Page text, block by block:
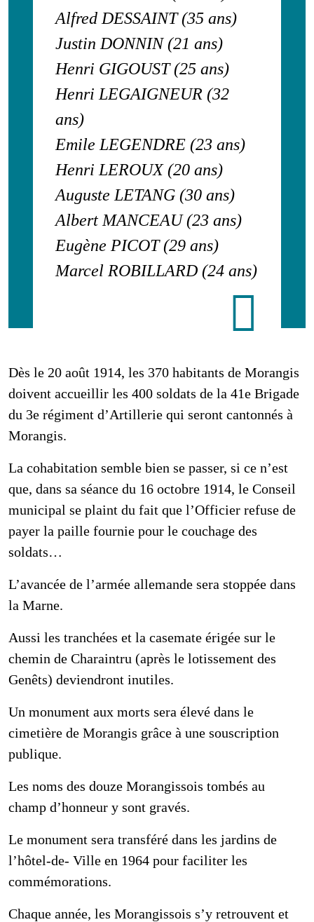
Alfred DESSAINT (35 ans)
Justin DONNIN (21 ans)
Henri GIGOUST (25 ans)
Henri LEGAIGNEUR (32
ans)
Emile LEGENDRE (23 ans)
Henri LEROUX (20 ans)
Auguste LETANG (30 ans)
Albert MANCEAU (23 ans)
Eugène PICOT (29 ans)
Marcel ROBILLARD (24 ans)
Dès le 20 août 1914, les 370 habitants de Morangis
doivent accueillir les 400 soldats de la 41e Brigade
du 3e régiment d’Artillerie qui seront cantonnés à
Morangis.
La cohabitation semble bien se passer, si ce n’est
que, dans sa séance du 16 octobre 1914, le Conseil
municipal se plaint du fait que l’Officier refuse de
payer la paille fournie pour le couchage des
soldats…
L’avancée de l’armée allemande sera stoppée dans
la Marne.
Aussi les tranchées et la casemate érigée sur le
chemin de Charaintru (après le lotissement des
Genêts) deviendront inutiles.
Un monument aux morts sera élevé dans le
cimetière de Morangis grâce à une souscription
publique.
Les noms des douze Morangissois tombés au
champ d’honneur y sont gravés.
Le monument sera transféré dans les jardins de
l’hôtel-de- Ville en 1964 pour faciliter les
commémorations.
Chaque année, les Morangissois s’y retrouvent et